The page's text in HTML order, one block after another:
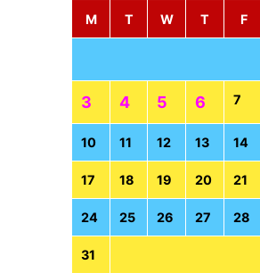
M
T W T F
3 4 5 6 7
10 11 12 13 14
17 18 19 20 21
24 25 26 27 28
31